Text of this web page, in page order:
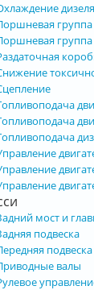
группа
группа
мост и
подвеска
подвеска
валы